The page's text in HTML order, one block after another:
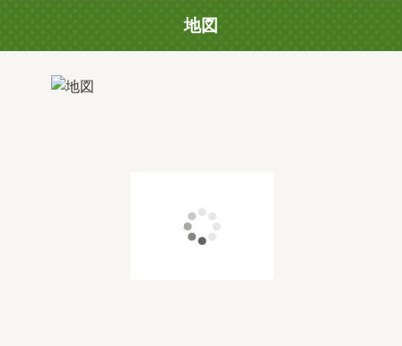
地図